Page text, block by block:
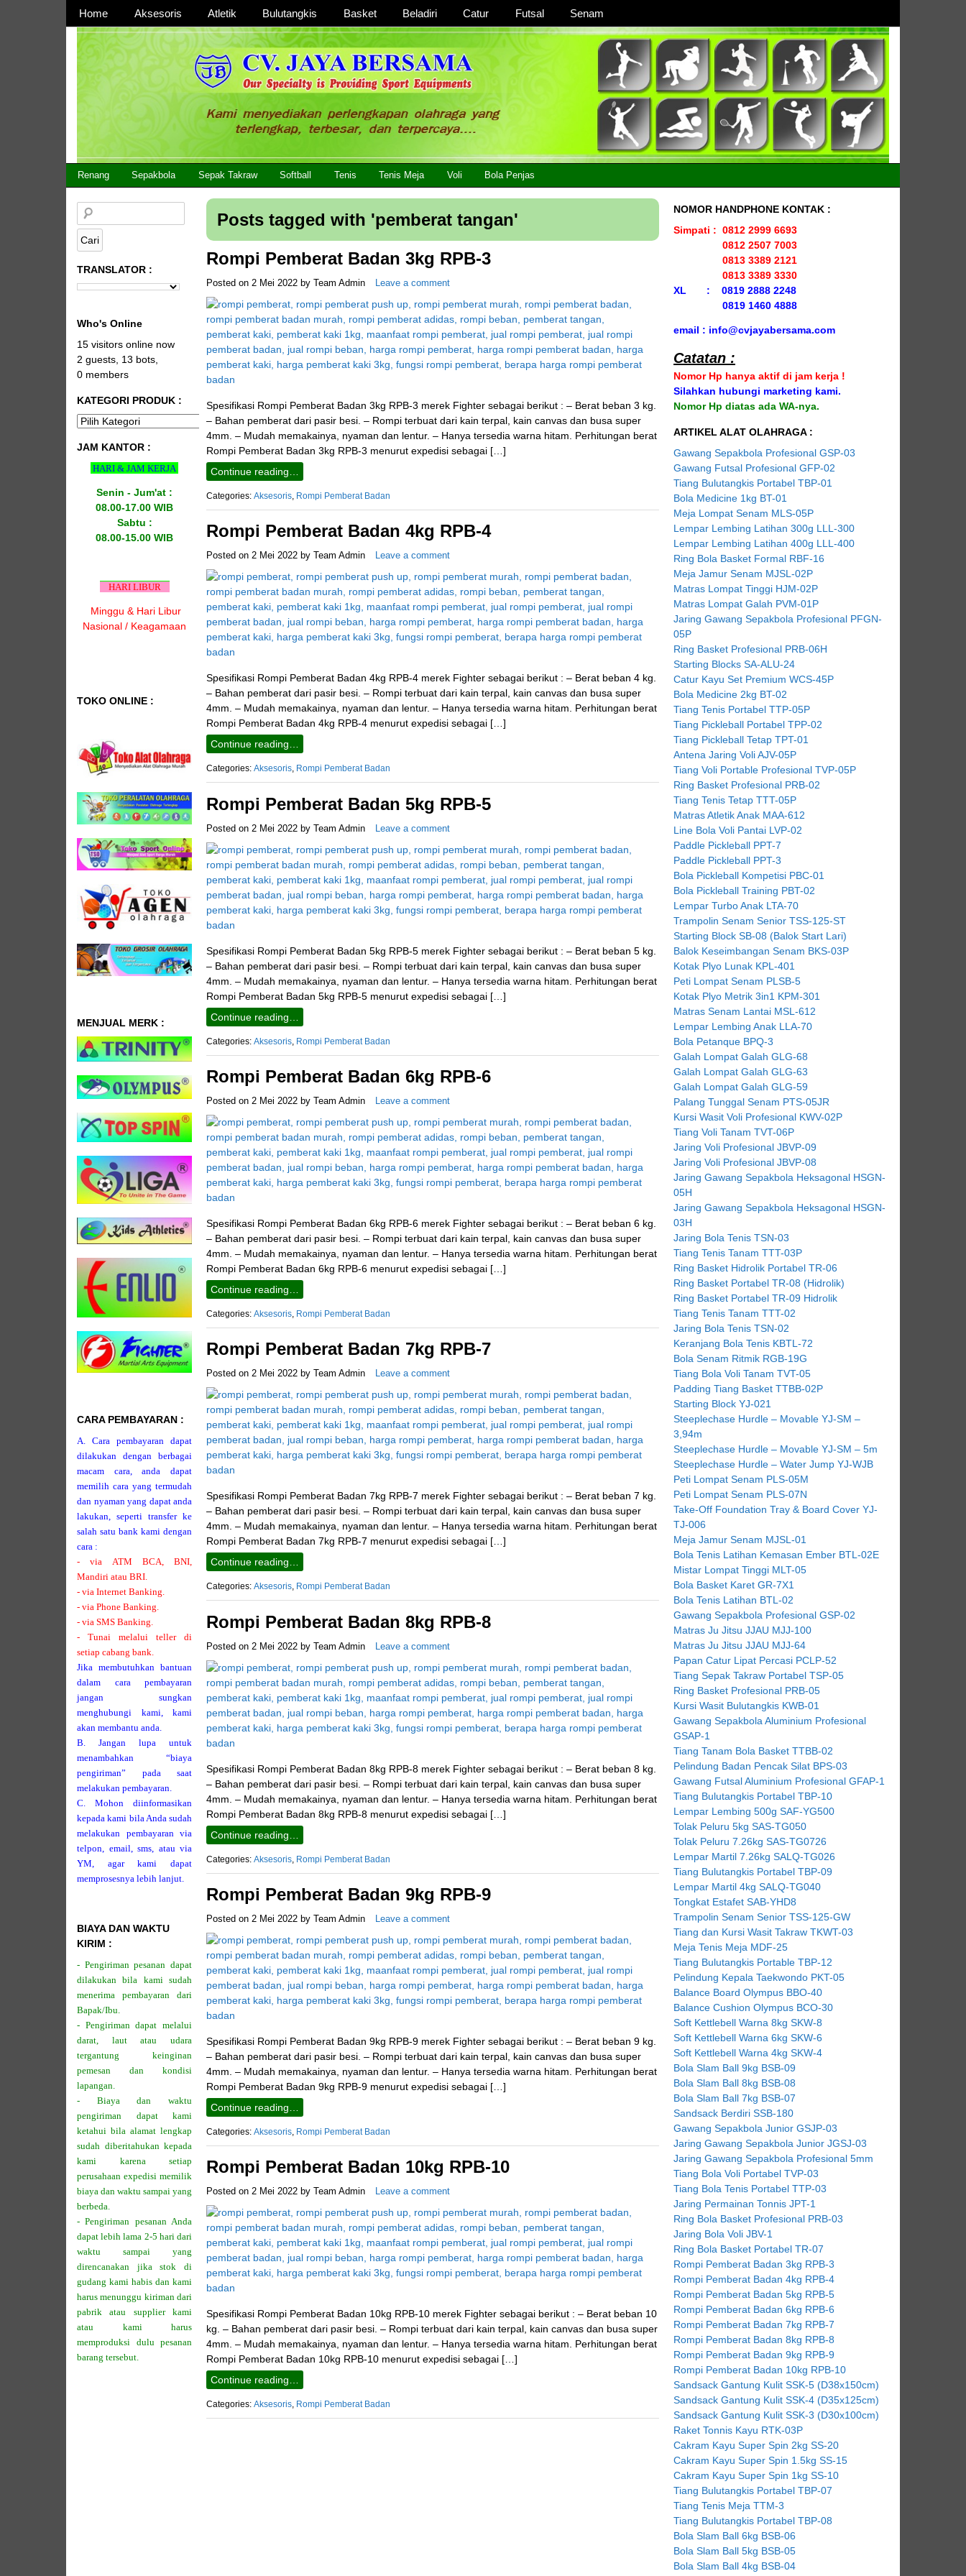
Home Aksesoris Atletik Bulutangkis Basket Beladiri Catur Futsal Senam
CV JAYA BERSAMA Co Id
Menyediakan Semua Perlengkapan Olahraga Yang Lengkap, Berkualitas Dengan Harga Yang Murah
Page 2
Renang Sepakbola Sepak Takraw Softball Tenis Tenis Meja Voli Bola Penjas
Posts tagged with 'pemberat tangan'
Rompi Pemberat Badan 3kg RPB-3
Posted on 2 Mei 2022 by Team Admin Leave a comment
Spesifikasi Rompi Pemberat Badan 3kg RPB-3 merek Fighter sebagai berikut : – Berat beban 3 kg.
– Bahan pemberat dari pasir besi. – Rompi terbuat dari kain terpal, kain canvas dan busa super
4mm. – Mudah memakainya, nyaman dan lentur. – Hanya tersedia warna hitam. Perhitungan berat
Rompi Pemberat Badan 3kg RPB-3 menurut expedisi sebagai […]
Continue reading…
Categories: Aksesoris Rompi Pemberat Badan
Rompi Pemberat Badan 4kg RPB-4
Posted on 2 Mei 2022 by Team Admin Leave a comment
Spesifikasi Rompi Pemberat Badan 4kg RPB-4 merek Fighter sebagai berikut : – Berat beban 4 kg.
– Bahan pemberat dari pasir besi. – Rompi terbuat dari kain terpal, kain canvas dan busa super
4mm. – Mudah memakainya, nyaman dan lentur. – Hanya tersedia warna hitam. Perhitungan berat
Rompi Pemberat Badan 4kg RPB-4 menurut expedisi sebagai […]
Continue reading…
Categories: Aksesoris Rompi Pemberat Badan
Rompi Pemberat Badan 5kg RPB-5
Posted on 2 Mei 2022 by Team Admin Leave a comment
Spesifikasi Rompi Pemberat Badan 5kg RPB-5 merek Fighter sebagai berikut : – Berat beban 5 kg.
– Bahan pemberat dari pasir besi. – Rompi terbuat dari kain terpal, kain canvas dan busa super
4mm. – Mudah memakainya, nyaman dan lentur. – Hanya tersedia warna hitam. Perhitungan berat
Rompi Pemberat Badan 5kg RPB-5 menurut expedisi sebagai […]
Continue reading…
Categories: Aksesoris Rompi Pemberat Badan
Rompi Pemberat Badan 6kg RPB-6
Posted on 2 Mei 2022 by Team Admin Leave a comment
Spesifikasi Rompi Pemberat Badan 6kg RPB-6 merek Fighter sebagai berikut : – Berat beban 6 kg.
– Bahan pemberat dari pasir besi. – Rompi terbuat dari kain terpal, kain canvas dan busa super
4mm. – Mudah memakainya, nyaman dan lentur. – Hanya tersedia warna hitam. Perhitungan berat
Rompi Pemberat Badan 6kg RPB-6 menurut expedisi sebagai […]
Continue reading…
Categories: Aksesoris Rompi Pemberat Badan
Rompi Pemberat Badan 7kg RPB-7
Posted on 2 Mei 2022 by Team Admin Leave a comment
Spesifikasi Rompi Pemberat Badan 7kg RPB-7 merek Fighter sebagai berikut : – Berat beban 7 kg.
– Bahan pemberat dari pasir besi. – Rompi terbuat dari kain terpal, kain canvas dan busa super
4mm. – Mudah memakainya, nyaman dan lentur. – Hanya tersedia warna hitam. Perhitungan berat
Rompi Pemberat Badan 7kg RPB-7 menurut expedisi sebagai […]
Continue reading…
Categories: Aksesoris Rompi Pemberat Badan
Rompi Pemberat Badan 8kg RPB-8
Posted on 2 Mei 2022 by Team Admin Leave a comment
Spesifikasi Rompi Pemberat Badan 8kg RPB-8 merek Fighter sebagai berikut : – Berat beban 8 kg.
– Bahan pemberat dari pasir besi. – Rompi terbuat dari kain terpal, kain canvas dan busa super
4mm. – Mudah memakainya, nyaman dan lentur. – Hanya tersedia warna hitam. Perhitungan berat
Rompi Pemberat Badan 8kg RPB-8 menurut expedisi sebagai […]
Continue reading…
Categories: Aksesoris Rompi Pemberat Badan
Rompi Pemberat Badan 9kg RPB-9
Posted on 2 Mei 2022 by Team Admin Leave a comment
Spesifikasi Rompi Pemberat Badan 9kg RPB-9 merek Fighter sebagai berikut : – Berat beban 9 kg.
– Bahan pemberat dari pasir besi. – Rompi terbuat dari kain terpal, kain canvas dan busa super
4mm. – Mudah memakainya, nyaman dan lentur. – Hanya tersedia warna hitam. Perhitungan berat
Rompi Pemberat Badan 9kg RPB-9 menurut expedisi sebagai […]
Continue reading…
Categories: Aksesoris Rompi Pemberat Badan
Rompi Pemberat Badan 10kg RPB-10
Posted on 2 Mei 2022 by Team Admin Leave a comment
Spesifikasi Rompi Pemberat Badan 10kg RPB-10 merek Fighter sebagai berikut : – Berat beban 10
kg. – Bahan pemberat dari pasir besi. – Rompi terbuat dari kain terpal, kain canvas dan busa super
4mm. – Mudah memakainya, nyaman dan lentur. – Hanya tersedia warna hitam. Perhitungan berat
Rompi Pemberat Badan 10kg RPB-10 menurut expedisi sebagai […]
Continue reading…
Categories: Aksesoris Rompi Pemberat Badan
TRANSLATOR :
Who's Online
15 visitors online now
2 guests, 13 bots,
0 members
KATEGORI PRODUK :
JAM KANTOR :
HARI & JAM KERJA
Senin - Jum'at :
08.00-17.00 WIB
Sabtu :
08.00-15.00 WIB
HARI LIBUR
Minggu & Hari Libur
Nasional / Keagamaan
TOKO ONLINE :
MENJUAL MERK :
CARA PEMBAYARAN :
A. Cara pembayaran dapat
dilakukan dengan berbagai
macam cara, anda dapat
memilih cara yang termudah
dan nyaman yang dapat anda
lakukan, seperti transfer ke
salah satu bank kami dengan
cara :
- via ATM BCA, BNI,
Mandiri atau BRI.
- via Internet Banking.
- via Phone Banking.
- via SMS Banking.
- Tunai melalui teller di
setiap cabang bank.
Jika membutuhkan bantuan
dalam cara pembayaran
jangan sungkan
menghubungi kami, kami
akan membantu anda.
B. Jangan lupa untuk
menambahkan “biaya
pengiriman” pada saat
melakukan pembayaran.
C. Mohon diinformasikan
kepada kami bila Anda sudah
melakukan pembayaran via
telpon, email, sms, atau via
YM, agar kami dapat
memprosesnya lebih lanjut.
BIAYA DAN WAKTU
KIRIM :
- Pengiriman pesanan dapat
dilakukan bila kami sudah
menerima pembayaran dari
Bapak/Ibu.
- Pengiriman dapat melalui
darat, laut atau udara
tergantung keinginan
pemesan dan kondisi
lapangan.
- Biaya dan waktu
pengiriman dapat kami
ketahui bila alamat lengkap
sudah diberitahukan kepada
kami karena setiap
perusahaan expedisi memilik
biaya dan waktu sampai yang
berbeda.
- Pengiriman pesanan Anda
dapat lebih lama 2-5 hari dari
waktu sampai yang
direncanakan jika stok di
gudang kami habis dan kami
harus menunggu kiriman dari
pabrik atau supplier kami
atau kami harus
memproduksi dulu pesanan
barang tersebut.
NOMOR HANDPHONE KONTAK :
Simpati : 0812 2999 6693
0812 2507 7003
0813 3389 2121
0813 3389 3330
XL : 0819 2888 2248
0819 1460 4888
email : info@cvjayabersama.com
Catatan :
Nomor Hp hanya aktif di jam kerja !
Silahkan hubungi marketing kami.
Nomor Hp diatas ada WA-nya.
ARTIKEL ALAT OLAHRAGA :
Gawang Sepakbola Profesional GSP-03
Gawang Futsal Profesional GFP-02
Tiang Bulutangkis Portabel TBP-01
Bola Medicine 1kg BT-01
Meja Lompat Senam MLS-05P
Lempar Lembing Latihan 300g LLL-300
Lempar Lembing Latihan 400g LLL-400
Ring Bola Basket Formal RBF-16
Meja Jamur Senam MJSL-02P
Matras Lompat Tinggi HJM-02P
Matras Lompat Galah PVM-01P
Jaring Gawang Sepakbola Profesional PFGN-
05P
Ring Basket Profesional PRB-06H
Starting Blocks SA-ALU-24
Catur Kayu Set Premium WCS-45P
Bola Medicine 2kg BT-02
Tiang Tenis Portabel TTP-05P
Tiang Pickleball Portabel TPP-02
Tiang Pickleball Tetap TPT-01
Antena Jaring Voli AJV-05P
Tiang Voli Portable Profesional TVP-05P
Ring Basket Profesional PRB-02
Tiang Tenis Tetap TTT-05P
Matras Atletik Anak MAA-612
Line Bola Voli Pantai LVP-02
Paddle Pickleball PPT-7
Paddle Pickleball PPT-3
Bola Pickleball Kompetisi PBC-01
Bola Pickleball Training PBT-02
Lempar Turbo Anak LTA-70
Trampolin Senam Senior TSS-125-ST
Starting Block SB-08 (Balok Start Lari)
Balok Keseimbangan Senam BKS-03P
Kotak Plyo Lunak KPL-401
Peti Lompat Senam PLSB-5
Kotak Plyo Metrik 3in1 KPM-301
Matras Senam Lantai MSL-612
Lempar Lembing Anak LLA-70
Bola Petanque BPQ-3
Galah Lompat Galah GLG-68
Galah Lompat Galah GLG-63
Galah Lompat Galah GLG-59
Palang Tunggal Senam PTS-05JR
Kursi Wasit Voli Profesional KWV-02P
Tiang Voli Tanam TVT-06P
Jaring Voli Profesional JBVP-09
Jaring Voli Profesional JBVP-08
Jaring Gawang Sepakbola Heksagonal HSGN-
05H
Jaring Gawang Sepakbola Heksagonal HSGN-
03H
Jaring Bola Tenis TSN-03
Tiang Tenis Tanam TTT-03P
Ring Basket Hidrolik Portabel TR-06
Ring Basket Portabel TR-08 (Hidrolik)
Ring Basket Portabel TR-09 Hidrolik
Tiang Tenis Tanam TTT-02
Jaring Bola Tenis TSN-02
Keranjang Bola Tenis KBTL-72
Bola Senam Ritmik RGB-19G
Tiang Bola Voli Tanam TVT-05
Padding Tiang Basket TTBB-02P
Starting Block YJ-021
Steeplechase Hurdle – Movable YJ-SM –
3,94m
Steeplechase Hurdle – Movable YJ-SM – 5m
Steeplechase Hurdle – Water Jump YJ-WJB
Peti Lompat Senam PLS-05M
Peti Lompat Senam PLS-07N
Take-Off Foundation Tray & Board Cover YJ-
TJ-006
Meja Jamur Senam MJSL-01
Bola Tenis Latihan Kemasan Ember BTL-02E
Mistar Lompat Tinggi MLT-05
Bola Basket Karet GR-7X1
Bola Tenis Latihan BTL-02
Gawang Sepakbola Profesional GSP-02
Matras Ju Jitsu JJAU MJJ-100
Matras Ju Jitsu JJAU MJJ-64
Papan Catur Lipat Percasi PCLP-52
Tiang Sepak Takraw Portabel TSP-05
Ring Basket Profesional PRB-05
Kursi Wasit Bulutangkis KWB-01
Gawang Sepakbola Aluminium Profesional
GSAP-1
Tiang Tanam Bola Basket TTBB-02
Pelindung Badan Pencak Silat BPS-03
Gawang Futsal Aluminium Profesional GFAP-1
Tiang Bulutangkis Portabel TBP-10
Lempar Lembing 500g SAF-YG500
Tolak Peluru 5kg SAS-TG050
Tolak Peluru 7.26kg SAS-TG0726
Lempar Martil 7.26kg SALQ-TG026
Tiang Bulutangkis Portabel TBP-09
Lempar Martil 4kg SALQ-TG040
Tongkat Estafet SAB-YHD8
Trampolin Senam Senior TSS-125-GW
Tiang dan Kursi Wasit Takraw TKWT-03
Meja Tenis Meja MDF-25
Tiang Bulutangkis Portable TBP-12
Pelindung Kepala Taekwondo PKT-05
Balance Board Olympus BBO-40
Balance Cushion Olympus BCO-30
Soft Kettlebell Warna 8kg SKW-8
Soft Kettlebell Warna 6kg SKW-6
Soft Kettlebell Warna 4kg SKW-4
Bola Slam Ball 9kg BSB-09
Bola Slam Ball 8kg BSB-08
Bola Slam Ball 7kg BSB-07
Sandsack Berdiri SSB-180
Gawang Sepakbola Junior GSJP-03
Jaring Gawang Sepakbola Junior JGSJ-03
Jaring Gawang Sepakbola Profesional 5mm
Tiang Bola Voli Portabel TVP-03
Tiang Bola Tenis Portabel TTP-03
Jaring Permainan Tonnis JPT-1
Ring Bola Basket Profesional PRB-03
Jaring Bola Voli JBV-1
Ring Bola Basket Portabel TR-07
Rompi Pemberat Badan 3kg RPB-3
Rompi Pemberat Badan 4kg RPB-4
Rompi Pemberat Badan 5kg RPB-5
Rompi Pemberat Badan 6kg RPB-6
Rompi Pemberat Badan 7kg RPB-7
Rompi Pemberat Badan 8kg RPB-8
Rompi Pemberat Badan 9kg RPB-9
Rompi Pemberat Badan 10kg RPB-10
Sandsack Gantung Kulit SSK-5 (D38x150cm)
Sandsack Gantung Kulit SSK-4 (D35x125cm)
Sandsack Gantung Kulit SSK-3 (D30x100cm)
Raket Tonnis Kayu RTK-03P
Cakram Kayu Super Spin 2kg SS-20
Cakram Kayu Super Spin 1.5kg SS-15
Cakram Kayu Super Spin 1kg SS-10
Tiang Bulutangkis Portabel TBP-07
Tiang Tenis Meja TTM-3
Tiang Bulutangkis Portabel TBP-08
Bola Slam Ball 6kg BSB-06
Bola Slam Ball 5kg BSB-05
Bola Slam Ball 4kg BSB-04